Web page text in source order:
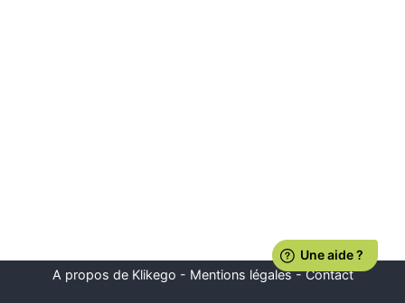
A propos de Klikego - Mentions légales-Contact